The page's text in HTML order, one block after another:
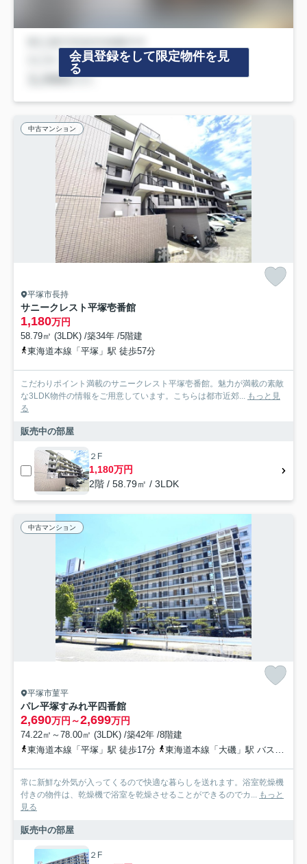
会員登録をして限定物件を見
る
中古マンション
平塚市長持
サニークレスト平塚壱番館
1,180万円
58.79㎡ (3LDK) /築34年 /5階建
東海道本線「平塚」駅 徒歩57分
こだわりポイント満載のサニークレスト平塚壱番館。魅力が満載の素敵
な3LDK物件の情報をご用意しています。こちらは都市近郊... もっと見
る
販売中の部屋
２F
1,180万円
2階 / 58.79㎡ / 3LDK
中古マンション
平塚市菫平
パレ平塚すみれ平四番館
2,690万円～2,699万円
74.22㎡～78.00㎡ (3LDK) /築42年 /8階建
東海道本線「平塚」駅 徒歩17分
東海道本線「大磯」駅 バス13分 神奈川中央交通「浜岳中学校前」 停歩1分
常に新鮮な外気が入ってくるので快適な暮らしを送れます。浴室乾燥機
付きの物件は、乾燥機で浴室を乾燥させることができるのでカ... もっと
見る
販売中の部屋
２F